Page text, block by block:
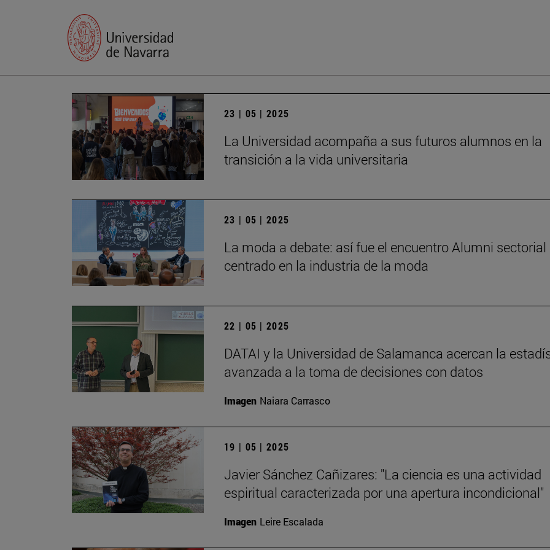
23 | 05 | 2025
La Universidad acompaña a sus futuros alumnos en la
transición a la vida universitaria
23 | 05 | 2025
La moda a debate: así fue el encuentro Alumni sectorial
centrado en la industria de la moda
22 | 05 | 2025
DATAI y la Universidad de Salamanca acercan la
avanzada a la toma de decisiones con datos
Imagen Naiara Carrasco
19 | 05 | 2025
Javier Sánchez Cañizares: "La ciencia es una actividad
espiritual caracterizada por una apertura incondicional"
Imagen Leire Escalada